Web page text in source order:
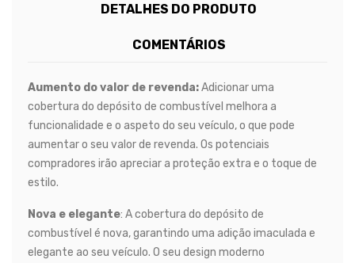
DETALHES DO PRODUTO
COMENTÁRIOS
Aumento do valor de revenda:Adicionar uma
cobertura do depósito de combustível melhora a
funcionalidade e o aspeto do seu veículo, o que pode
aumentar o seu valor de revenda. Os potenciais
compradores irão apreciar a proteção extra e o toque de
estilo.
Nova e elegante: A cobertura do depósito de
combustível é nova, garantindo uma adição imaculada e
elegante ao seu veículo. O seu design moderno